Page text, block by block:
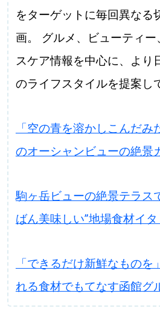
をターゲットに毎回異なる
画。 グルメ、ビューティ
スケア情報を中心に、より
のライフスタイルを提案し
「空の青を溶かしこんだみ
のオーシャンビューの絶景
駒ヶ岳ビューの絶景テラス
ばん美味しい”地場食材イタ
「できるだけ新鮮なものを
れる食材でもてなす函館グ